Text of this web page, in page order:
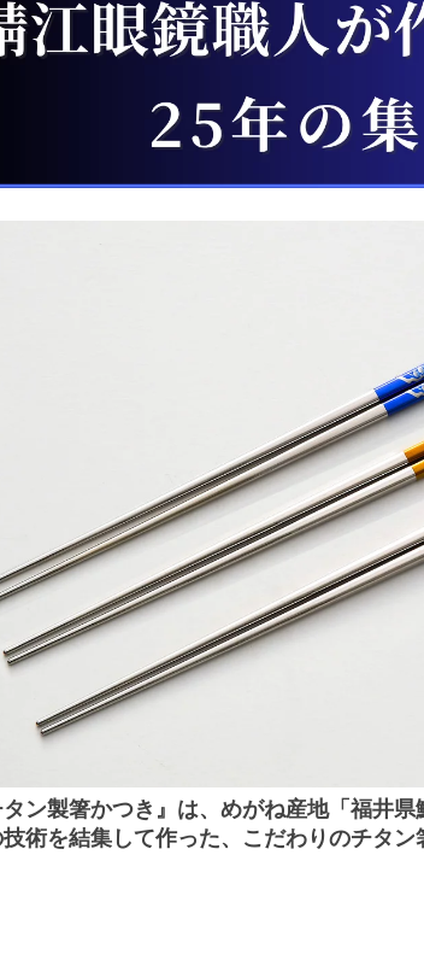
タン製箸かつき』は、めがね産地「福井
術を結集して作った、こだわりのチタン